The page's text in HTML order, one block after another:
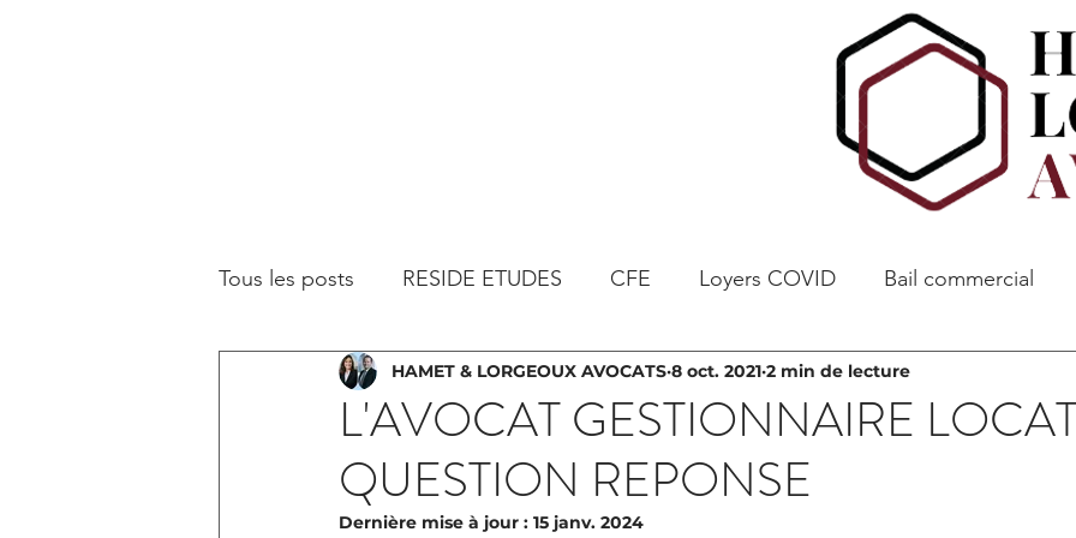
Tous les posts RESIDE ETUDES CFE Loyers COVID Bail commercial
L'AVOCAT GESTIONNAIRE
QUESTION REPONSE
HAMET & LORGEOUX AVOCATS 8 oct. 2021 2 min de lecture
Dernière mise à jour : 15 janv. 2024